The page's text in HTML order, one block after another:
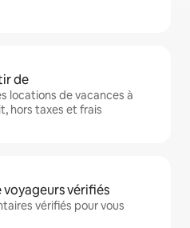
de
locations de vacances à
hors taxes et frais
vérifiés
vérifiés pour vous